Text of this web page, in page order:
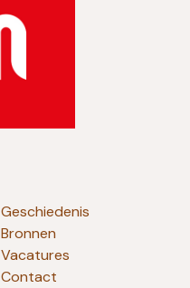
Geschiedenis
Bronnen
Vacatures
Contact